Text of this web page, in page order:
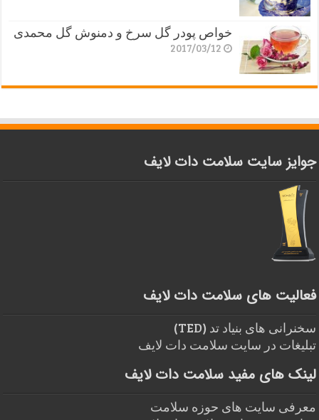
خواص پودر گل سرخ و دمنوش گل محمدی
2017/03/12
جوایز سایت سلامت دات لایف
فعالیت های سلامت دات لایف
سخنرانی های بنیاد تد (TED)
تبلیغات در سایت سلامت دات لایف
لینک های مفید سلامت دات لایف
معرفی سایت های حوزه سلامت